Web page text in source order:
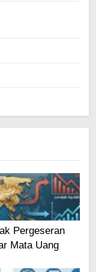
Pergeseran
Mata Uang